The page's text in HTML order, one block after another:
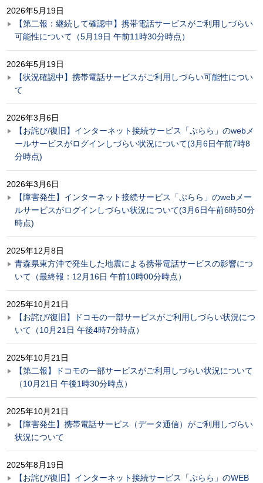
2026年5月19日
【第二報：継続して確認中】携帯電話サービスがご利用しづらい
可能性について（5月19日 午前11時30分時点）
2026年5月19日
【状況確認中】携帯電話サービスがご利用しづらい可能性につい
て
2026年3月6日
【お詫び/復旧】インターネット接続サービス「ぷらら」のwebメ
ールサービスがログインしづらい状況について(3月6日午前7時8
分時点)
2026年3月6日
【障害発生】インターネット接続サービス「ぷらら」のwebメー
ルサービスがログインしづらい状況について(3月6日午前6時50分
時点)
2025年12月8日
青森県東方沖で発生した地震による携帯電話サービスの影響につ
いて（最終報：12月16日 午前10時00分時点）
2025年10月21日
【お詫び/復旧】ドコモの一部サービスがご利用しづらい状況につ
いて（10月21日 午後4時7分時点）
2025年10月21日
【第二報】ドコモの一部サービスがご利用しづらい状況について
（10月21日 午後1時30分時点）
2025年10月21日
【障害発生】携帯電話サービス（データ通信）がご利用しづらい
状況について
2025年8月19日
【お詫び/復旧】インターネット接続サービス「ぷらら」のWEB